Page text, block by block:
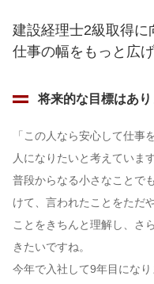
建設経理士2級取得に
仕事の幅をもっと広
将来的な目標はあり
「この人なら安心して仕事
人になりたいと考えています
普段からなる小さなことで
けて、言われたことをただ
ことをきちんと理解し、さ
きたいですね。
今年で入社して9年目にな